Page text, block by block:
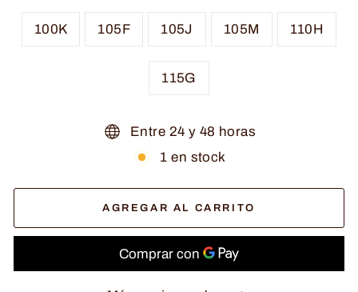
100K 105F 105J 105M 110H
115G
Entre 24 y 48 horas
1 en stock
AGREGAR AL CARRITO